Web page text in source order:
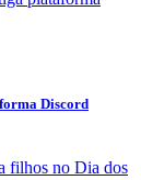
Discord